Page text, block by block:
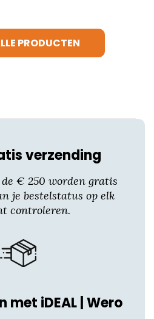
PRODUCTEN
verzending
€ 250 worden gratis
je bestelstatus op elk
controleren.
met iDEAL | Wero